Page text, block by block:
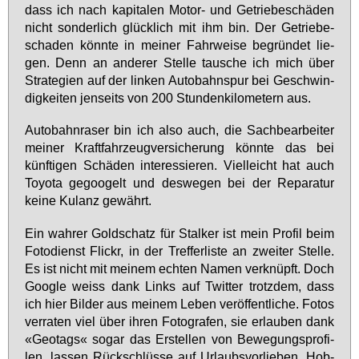
dass ich nach ka­pi­ta­len Mo­tor- und Ge­trie­be­schä­den
nicht son­der­lich glück­lich mit ihm bin. Der Ge­trie­be­
scha­den könn­te in mei­ner Fahr­wei­se be­grün­det lie­
gen. Denn an an­de­rer Stel­le tau­sche ich mich über
Stra­te­gi­en auf der lin­ken Au­to­bahn­spur bei Ge­schwin­
dig­kei­ten jen­seits von 200 Stun­den­ki­lo­me­tern aus.
Au­to­bahn­ra­ser bin ich al­so auch, die Sach­be­ar­bei­ter
mei­ner Kraft­fahr­zeug­ver­si­che­rung könn­te das bei
künf­ti­gen Schä­den in­ter­es­sie­ren. Viel­leicht hat auch
To­yo­ta ge­goo­gelt und des­we­gen bei der Re­pa­ra­tur
kei­ne Ku­lanz ge­währt.
Ein wah­rer Gold­schatz für Stal­ker ist mein Pro­fil beim
Fo­to­dienst Flickr, in der Tref­fer­lis­te an zwei­ter Stel­le.
Es ist nicht mit mei­nem ech­ten Na­men ver­knüpft. Doch
Goog­le weiss dank Links auf Twit­ter trotz­dem, dass
ich hier Bil­der aus mei­nem Le­ben ver­öf­fent­li­che. Fo­tos
ver­ra­ten viel über ih­ren Fo­to­gra­fen, sie er­lau­ben dank
«Geo­tags« so­gar das Er­stel­len von Be­we­gungs­pro­fi­